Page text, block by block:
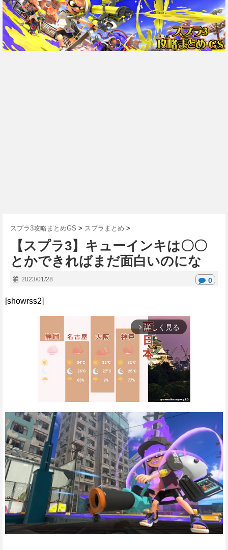
スプラ3攻略まとめGS > スプラまとめ >
【スプラ3】キューインキは〇〇
とかできればまだ面白いのにな
2023/01/28 0
[showrss2]
arrow_forward_ios 詳しく見る
M
u
t
e